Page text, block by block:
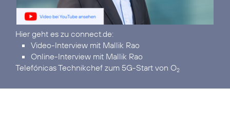
Video-Interview mit Mallik Rao
Online-Interview mit Mallik Rao
Telefónicas Technikchef zum 5G-Start von O2